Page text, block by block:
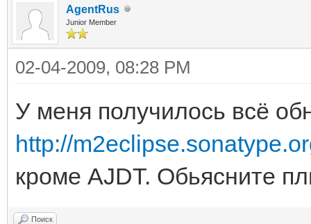
AgentRus
Junior Member
02-04-2009, 08:28 PM
У меня получилось всё
http://
кроме AJDT. Обьясните
Поиск